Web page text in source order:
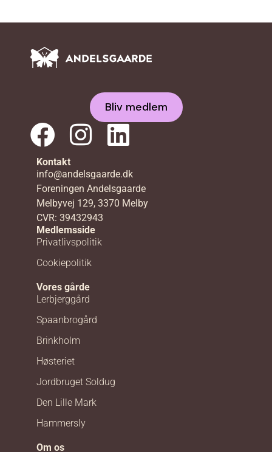
Bliv medlem
Kontakt
info@andelsgaarde.dk
Foreningen Andelsgaarde
Melbyvej 129, 3370 Melby
CVR: 39432943
Medlemsside
Privatlivspolitik
Cookiepolitik
Vores gårde
Lerbjerggård
Spaanbrogård
Brinkholm
Høsteriet
Jordbruget Soldug
Den Lille Mark
Hammersly
Om os